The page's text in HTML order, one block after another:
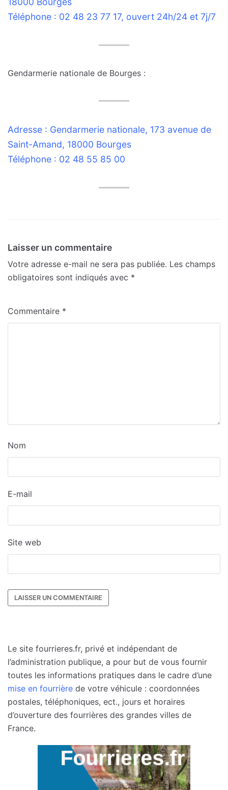
Téléphone : 02 48 23 77 17, ouvert 24h/24 et 7j/7
Gendarmerie nationale de Bourges :
Adresse : Gendarmerie nationale, 173 avenue de
Saint-Amand, 18000 Bourges
Téléphone : 02 48 55 85 00
Laisser un commentaire
Votre adresse e-mail ne sera pas publiée. Les champs
obligatoires sont indiqués avec *
Commentaire *
Nom
E-mail
Site web
Le site fourrieres.fr, privé et indépendant de
l’administration publique, a pour but de vous fournir
toutes les informations pratiques dans le cadre d’une
mise en fourrière de votre véhicule : coordonnées
postales, téléphoniques, ect., jours et horaires
d’ouverture des fourrières des grandes villes de
France.